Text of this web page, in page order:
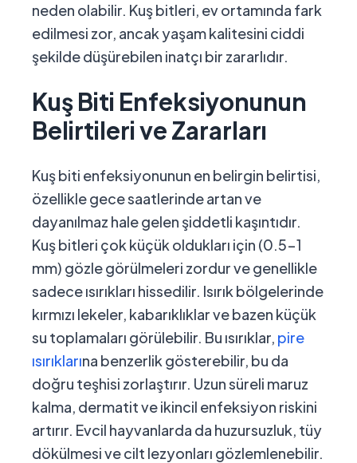
neden olabilir. Kuş bitleri, ev ortamında fark
edilmesi zor, ancak yaşam kalitesini ciddi
şekilde düşürebilen inatçı bir zararlıdır.
Kuş Biti Enfeksiyonunun
Belirtileri ve Zararları
Kuş biti enfeksiyonunun en belirgin belirtisi,
özellikle gece saatlerinde artan ve
dayanılmaz hale gelen şiddetli kaşıntıdır.
Kuş bitleri çok küçük oldukları için (0.5-1
mm) gözle görülmeleri zordur ve genellikle
sadece ısırıkları hissedilir. Isırık bölgelerinde
kırmızı lekeler, kabarıklıklar ve bazen küçük
su toplamaları görülebilir. Bu ısırıklar, pire
ısırıklarına benzerlik gösterebilir, bu da
doğru teşhisi zorlaştırır. Uzun süreli maruz
kalma, dermatit ve ikincil enfeksiyon riskini
artırır. Evcil hayvanlarda da huzursuzluk, tüy
dökülmesi ve cilt lezyonları gözlemlenebilir.